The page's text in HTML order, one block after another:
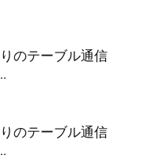
のテーブル通信
のテーブル通信